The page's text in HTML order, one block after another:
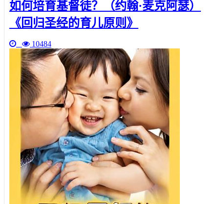
如何培育基督徒？（约翰·麦克阿瑟）
《回归圣经的育儿原则》
10484